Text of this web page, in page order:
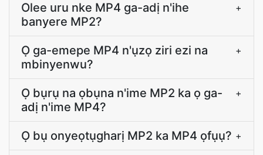
Olee uru nke MP4 ga-adị n'ihe
banyere MP2?
+
Ọ ga-emepe MP4 n'ụzọ ziri ezi na
mbinyenwu?
+
Ọ bụrụ na ọbụna n'ime MP2 ka ọ ga-
adị n'ime MP4?
+
Ọ bụ onyeọtụgharị MP2 ka MP4 ọfụụ? +